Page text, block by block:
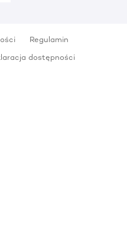
Regulamin
dostępności